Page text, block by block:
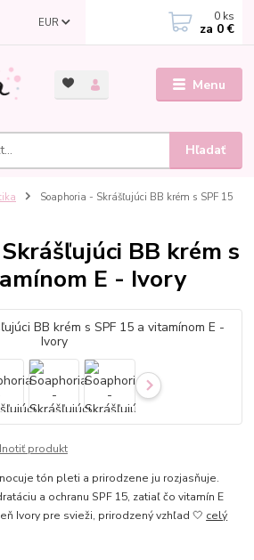
Menu
EUR
Hľadať
0 ks
za 0 €
Soaphoria - Skrášľujúci BB krém s SPF 15
BB krém s
E - Ivory
produkt
tón pleti a prirodzene ju rozjasňuje.
a ochranu SPF 15, zatiaľ čo vitamín E
Ivory pre svieži, prirodzený vzhľad 🤍 celý